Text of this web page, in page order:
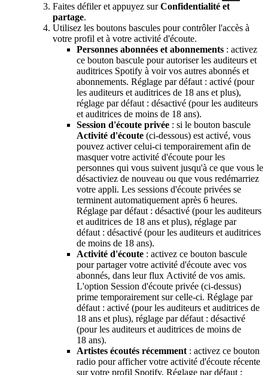
Faites défiler et appuyez surConfidentialité et
partage.
Utilisez les boutons bascules pour contrôler l'accès à
votre profil et à votre activité d'écoute.
Personnes abonnées et abonnements : activez
ce bouton bascule pour autoriser les auditeurs et
auditrices Spotify à voir vos autres abonnés et
abonnements. Réglage par défaut : activé (pour
les auditeurs et auditrices de 18 ans et plus),
réglage par défaut : désactivé (pour les auditeurs
et auditrices de moins de 18 ans).
Session d'écoute privée : si le bouton bascule
Activité d'écoute (ci-dessous) est activé, vous
pouvez activer celui-ci temporairement afin de
masquer votre activité d'écoute pour les
personnes qui vous suivent jusqu'à ce que vous le
désactiviez de nouveau ou que vous redémarriez
votre appli. Les sessions d'écoute privées se
terminent automatiquement après 6 heures.
Réglage par défaut : désactivé (pour les auditeurs
et auditrices de 18 ans et plus), réglage par
défaut : désactivé (pour les auditeurs et auditrices
de moins de 18 ans).
Activité d'écoute : activez ce bouton bascule
pour partager votre activité d'écoute avec vos
abonnés, dans leur flux Activité de vos amis.
L'option Session d'écoute privée (ci-dessus)
prime temporairement sur celle-ci. Réglage par
défaut : activé (pour les auditeurs et auditrices de
18 ans et plus), réglage par défaut : désactivé
(pour les auditeurs et auditrices de moins de
18 ans).
Artistes écoutés récemment : activez ce bouton
radio pour afficher votre activité d'écoute récente
survotre profil Spotify. Réglage par défaut :